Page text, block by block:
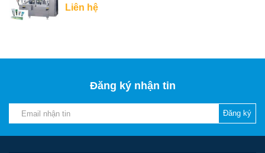
Liên hệ
Đăng ký nhận tin
Đăng ký